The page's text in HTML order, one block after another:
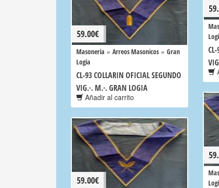
59.00€
Masoneria » Arreos Masonicos » Gran
Logia
CL-93 COLLARIN OFICIAL SEGUNDO
VIG.·. M.·. GRAN LOGIA
Añadir al carrito
59.00€